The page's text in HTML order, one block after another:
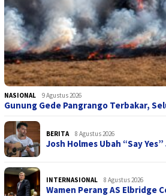
NASIONAL 9 Agustus 2026
Gunung Gede Pangrango Terbakar,
BERITA 8 Agustus 2026
Josh Holmes Ubah “Say
INTERNASIONAL 8 Agustus 2026
Wamen Perang AS Elbridge